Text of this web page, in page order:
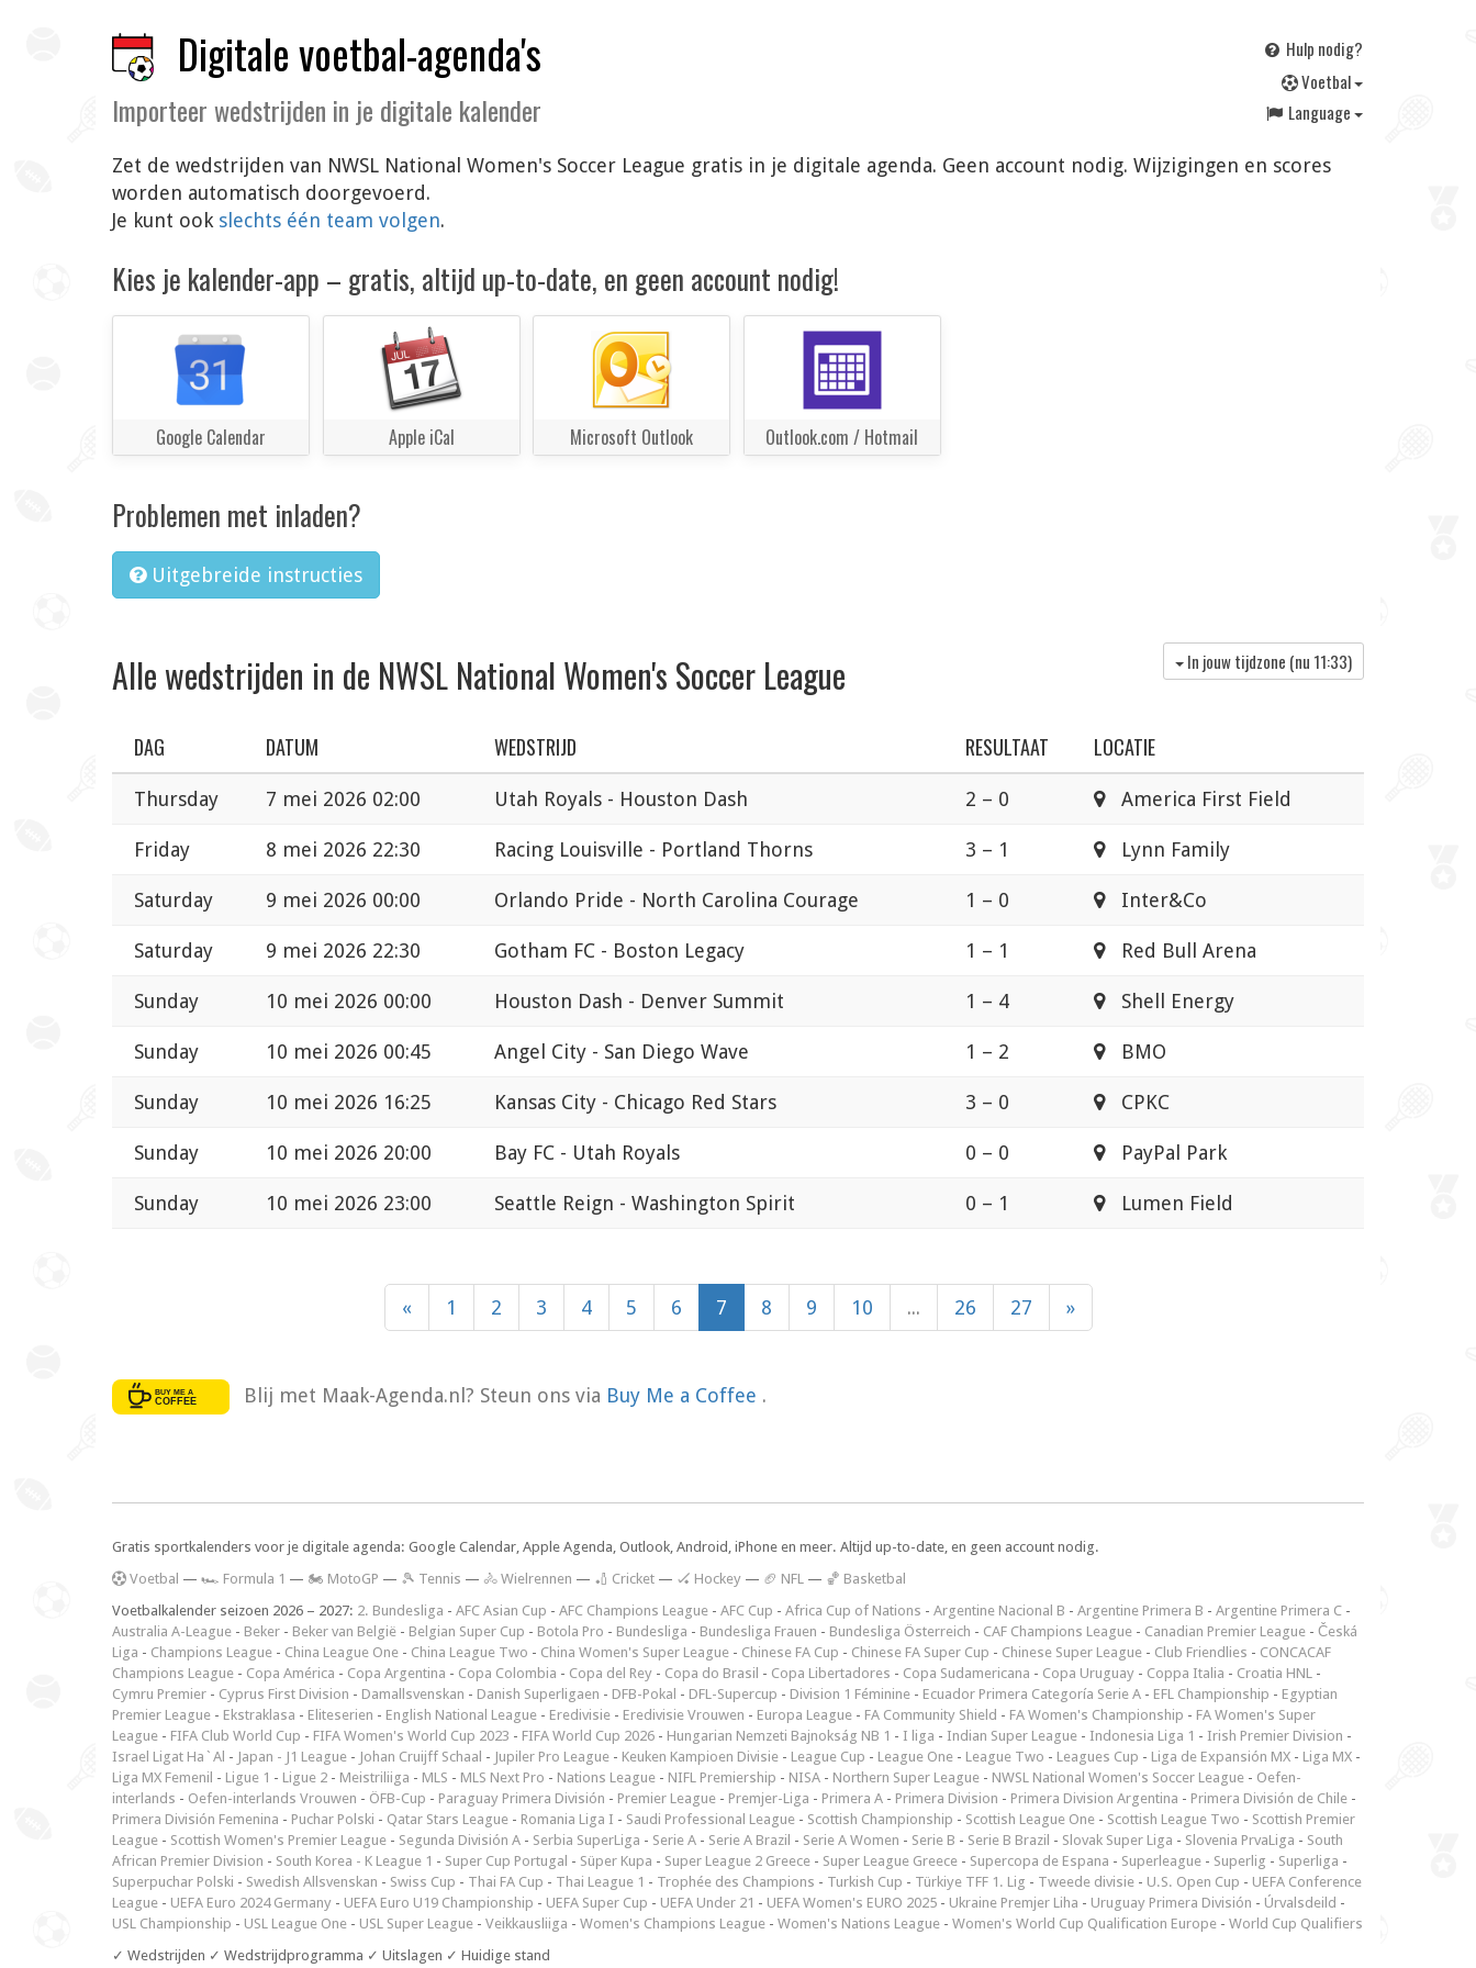
Digitale voetbal-agenda's
Importeer wedstrijden in je digitale kalender
Hulp nodig?
Voetbal
Language
Zet de wedstrijden van NWSL National Women's Soccer League gratis in je digitale agenda. Geen account nodig. Wijzigingen en scores
worden automatisch doorgevoerd.
Je kunt ook slechts één team volgen.
Kies je kalender-app – gratis, altijd up-to-date, en geen account nodig!
Google Calendar Apple iCal Microsoft Outlook Outlook.com / Hotmail
Problemen met inladen?
Uitgebreide instructies
Alle wedstrijden in de NWSL National Women's Soccer League In jouw tijdzone (nu 11:33)
DAG DATUM WEDSTRIJD RESULTAAT LOCATIE
Thursday 7 mei 2026 02:00 Utah Royals - Houston Dash 2 – 0 America First Field
Friday 8 mei 2026 22:30 Racing Louisville - Portland Thorns 3 – 1 Lynn Family
Saturday 9 mei 2026 00:00 Orlando Pride - North Carolina Courage 1 – 0 Inter&Co
Saturday 9 mei 2026 22:30 Gotham FC - Boston Legacy 1 – 1 Red Bull Arena
Sunday 10 mei 2026 00:00 Houston Dash - Denver Summit 1 – 4 Shell Energy
Sunday 10 mei 2026 00:45 Angel City - San Diego Wave 1 – 2 BMO
Sunday 10 mei 2026 16:25 Kansas City - Chicago Red Stars 3 – 0 CPKC
Sunday 10 mei 2026 20:00 Bay FC - Utah Royals 0 – 0 PayPal Park
Sunday 10 mei 2026 23:00 Seattle Reign - Washington Spirit 0 – 1 Lumen Field
« 1 2 3 4 5 6 7 8 9 10 ... 26 27 »
Blij met Maak-Agenda.nl? Steun ons via Buy Me a Coffee .
Gratis sportkalenders voor je digitale agenda: Google Calendar, Apple Agenda, Outlook, Android, iPhone en meer. Altijd up-to-date, en geen account nodig.
Voetbal — 🏎️ Formula 1 — 🏍 MotoGP — 🎾 Tennis — 🚴 Wielrennen — 🏏 Cricket — 🏑 Hockey — 🏈 NFL — 🏀 Basketbal
Voetbalkalender seizoen 2026 – 2027: 2. Bundesliga - AFC Asian Cup - AFC Champions League - AFC Cup - Africa Cup of Nations - Argentine Nacional B - Argentine Primera B - Argentine Primera C -
Australia A-League - Beker - Beker van België - Belgian Super Cup - Botola Pro - Bundesliga - Bundesliga Frauen - Bundesliga Österreich - CAF Champions League - Canadian Premier League - Česká
Liga - Champions League - China League One - China League Two - China Women's Super League - Chinese FA Cup - Chinese FA Super Cup - Chinese Super League - Club Friendlies - CONCACAF
Champions League - Copa América - Copa Argentina - Copa Colombia - Copa del Rey - Copa do Brasil - Copa Libertadores - Copa Sudamericana - Copa Uruguay - Coppa Italia - Croatia HNL -
Cymru Premier - Cyprus First Division - Damallsvenskan - Danish Superligaen - DFB-Pokal - DFL-Supercup - Division 1 Féminine - Ecuador Primera Categoría Serie A - EFL Championship - Egyptian
Premier League - Ekstraklasa - Eliteserien - English National League - Eredivisie - Eredivisie Vrouwen - Europa League - FA Community Shield - FA Women's Championship - FA Women's Super
League - FIFA Club World Cup - FIFA Women's World Cup 2023 - FIFA World Cup 2026 - Hungarian Nemzeti Bajnokság NB 1 - I liga - Indian Super League - Indonesia Liga 1 - Irish Premier Division -
Israel Ligat Ha`Al - Japan - J1 League - Johan Cruijff Schaal - Jupiler Pro League - Keuken Kampioen Divisie - League Cup - League One - League Two - Leagues Cup - Liga de Expansión MX - Liga MX -
Liga MX Femenil - Ligue 1 - Ligue 2 - Meistriliiga - MLS - MLS Next Pro - Nations League - NIFL Premiership - NISA - Northern Super League - NWSL National Women's Soccer League - Oefen-
interlands - Oefen-interlands Vrouwen - ÖFB-Cup - Paraguay Primera División - Premier League - Premjer-Liga - Primera A - Primera Division - Primera Division Argentina - Primera División de Chile -
Primera División Femenina - Puchar Polski - Qatar Stars League - Romania Liga I - Saudi Professional League - Scottish Championship - Scottish League One - Scottish League Two - Scottish Premier
League - Scottish Women's Premier League - Segunda División A - Serbia SuperLiga - Serie A - Serie A Brazil - Serie A Women - Serie B - Serie B Brazil - Slovak Super Liga - Slovenia PrvaLiga - South
African Premier Division - South Korea - K League 1 - Super Cup Portugal - Süper Kupa - Super League 2 Greece - Super League Greece - Supercopa de Espana - Superleague - Superlig - Superliga -
Superpuchar Polski - Swedish Allsvenskan - Swiss Cup - Thai FA Cup - Thai League 1 - Trophée des Champions - Turkish Cup - Türkiye TFF 1. Lig - Tweede divisie - U.S. Open Cup - UEFA Conference
League - UEFA Euro 2024 Germany - UEFA Euro U19 Championship - UEFA Super Cup - UEFA Under 21 - UEFA Women's EURO 2025 - Ukraine Premjer Liha - Uruguay Primera División - Úrvalsdeild -
USL Championship - USL League One - USL Super League - Veikkausliiga - Women's Champions League - Women's Nations League - Women's World Cup Qualification Europe - World Cup Qualifiers
✓ Wedstrijden ✓ Wedstrijdprogramma ✓ Uitslagen ✓ Huidige stand